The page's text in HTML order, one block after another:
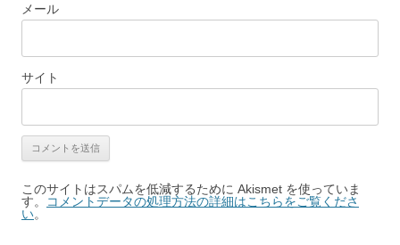
メール
サイト
このサイトはスパムを低減するために Akismet を使っていま
す。
コメントデータの処理方法の詳細はこちらをご覧くださ
い。